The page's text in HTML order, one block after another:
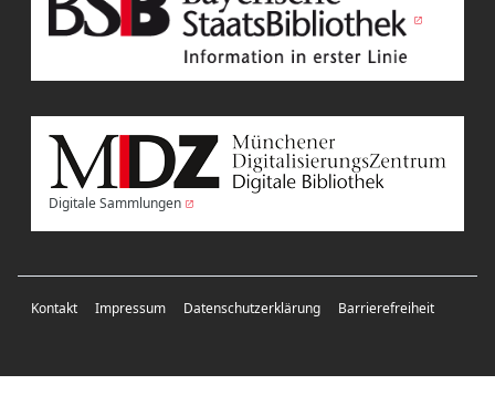
Digitale Sammlungen
Kontakt Impressum Datenschutzerklärung Barrierefreiheit